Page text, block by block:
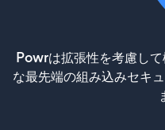
Powrは拡張性を考慮し
な最先端の組み込みセキ